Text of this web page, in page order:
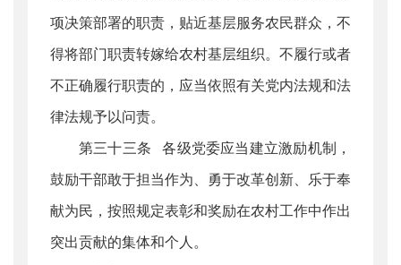
项决策部署的职责，贴近基层服务农民群众，不
得将部门职责转嫁给农村基层组织。不履行或者
不正确履行职责的，应当依照有关党内法规和法
律法规予以问责。
第三十三条 各级党委应当建立激励机制，
鼓励干部敢于担当作为、勇于改革创新、乐于奉
献为民，按照规定表彰和奖励在农村工作中作出
突出贡献的集体和个人。